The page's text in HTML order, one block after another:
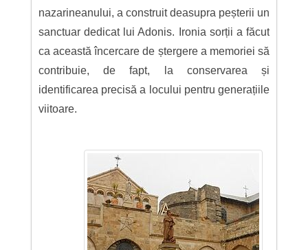
nazarineanului, a construit deasupra peșterii un
sanctuar dedicat lui Adonis. Ironia sorții a făcut
ca această încercare de ștergere a memoriei să
contribuie, de fapt, la conservarea și
identificarea precisă a locului pentru generațiile
viitoare.